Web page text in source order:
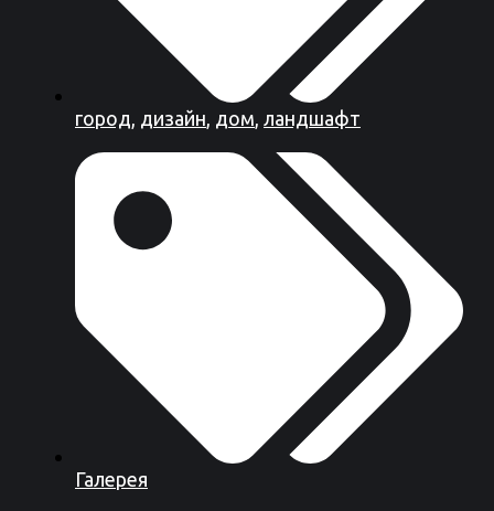
город, дизайн, дом, ландшафт
Галерея